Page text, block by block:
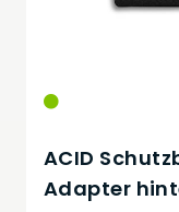
ACID
Adapter